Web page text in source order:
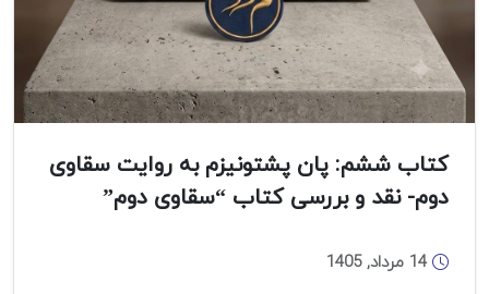
کتاب ششم: پان پشتونیزم به روایت سقاوی
دوم- نقد و بررسی کتاب “سقاوی دوم”
14 مرداد, 1405